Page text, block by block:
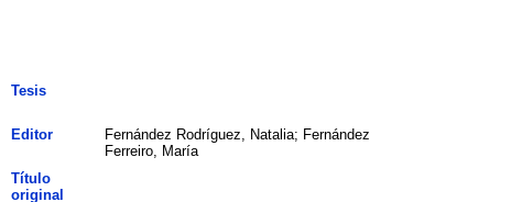
Tesis
Editor
Fernández Rodríguez, Natalia; Fernández
Ferreiro, María
Título
original